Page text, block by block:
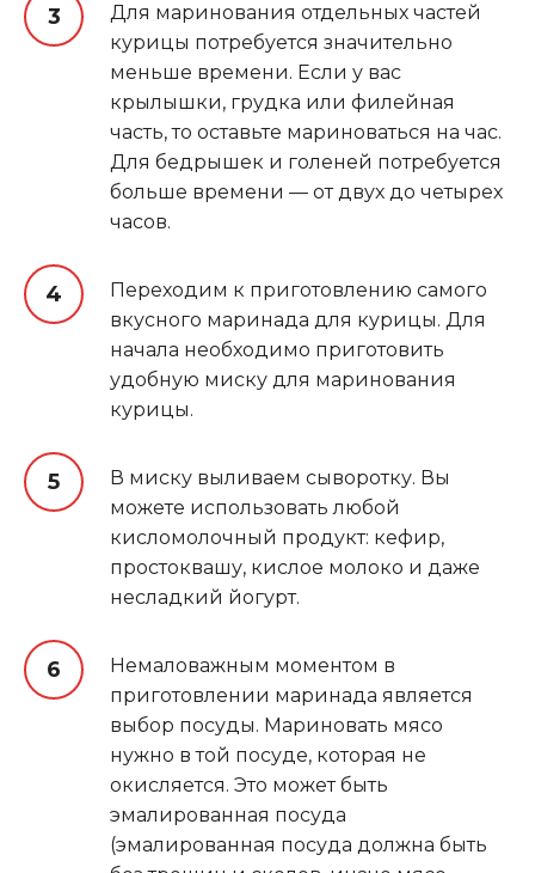
Для маринования отдельных частей
курицы потребуется значительно
меньше времени. Если у вас
крылышки, грудка или филейная
часть, то оставьте мариноваться на час.
Для бедрышек и голеней потребуется
больше времени — от двух до четырех
часов.
Переходим к приготовлению самого
вкусного маринада для курицы. Для
начала необходимо приготовить
удобную миску для маринования
курицы.
В миску выливаем сыворотку. Вы
можете использовать любой
кисломолочный продукт: кефир,
простоквашу, кислое молоко и даже
несладкий йогурт.
Немаловажным моментом в
приготовлении маринада является
выбор посуды. Мариновать мясо
нужно в той посуде, которая не
окисляется. Это может быть
эмалированная посуда
(эмалированная посуда должна быть